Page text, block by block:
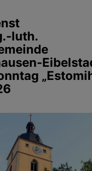
luth.